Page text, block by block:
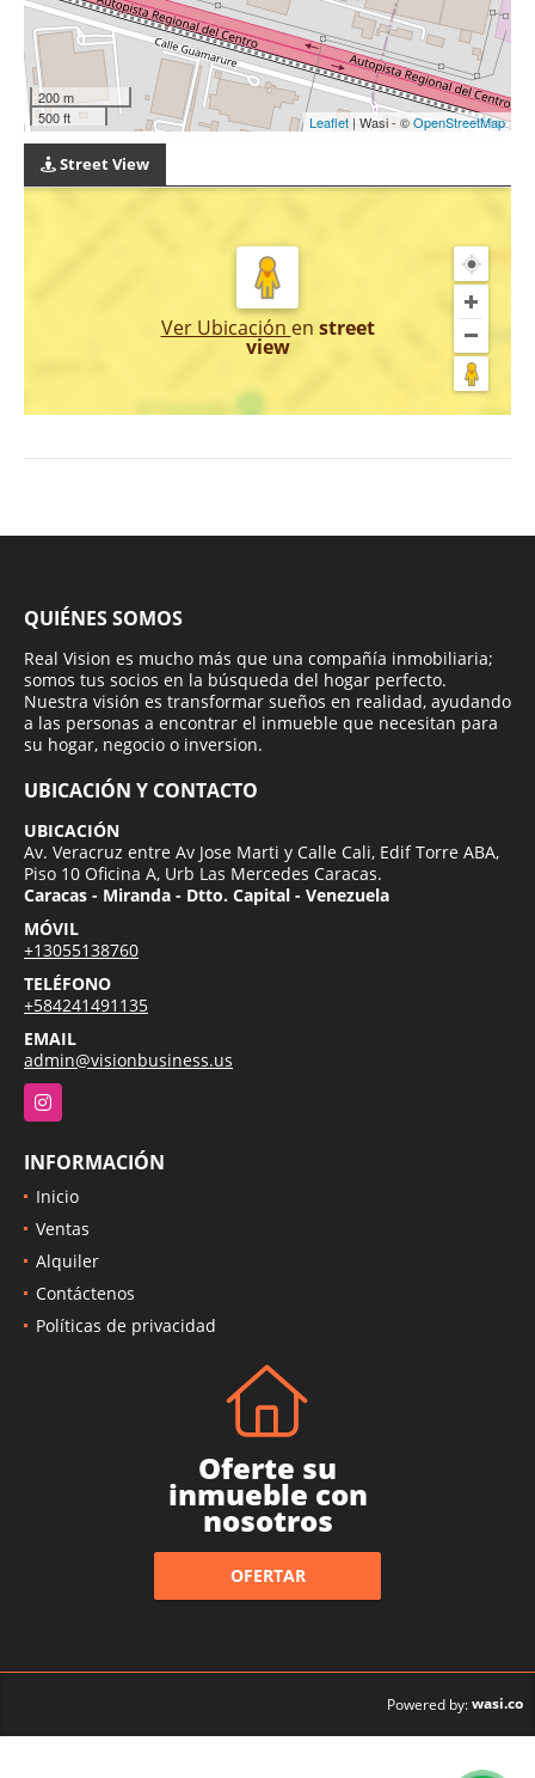
200 m
500 ft
Leaflet | Wasi - ©OpenStreetMap
Street View
Ver Ubicación en street
view
QUIÉNES SOMOS
Real Vision es mucho más que una compañía inmobiliaria;
somos tus socios en la búsqueda del hogar perfecto.
Nuestra visión es transformar sueños en realidad, ayudando
a las personas a encontrar el inmueble que necesitan para
su hogar, negocio o inversion.
UBICACIÓN Y CONTACTO
UBICACIÓN
Av. Veracruz entre Av Jose Marti y Calle Cali, Edif Torre ABA,
Piso 10 Oficina A, Urb Las Mercedes Caracas.
Caracas - Miranda - Dtto. Capital - Venezuela
MÓVIL
+13055138760
TELÉFONO
+584241491135
EMAIL
admin@visionbusiness.us
Instagram
INFORMACIÓN
Inicio
Ventas
Alquiler
Contáctenos
Políticas de privacidad
Oferte su
inmueble con
nosotros
OFERTAR
Powered by:wasi.co